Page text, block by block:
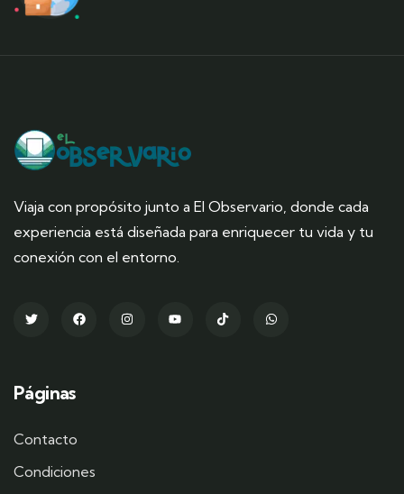
Viaja con propósito junto a El Observario, donde cada
experiencia está diseñada para enriquecer tu vida y tu
conexión con el entorno.
Páginas
Contacto
Condiciones